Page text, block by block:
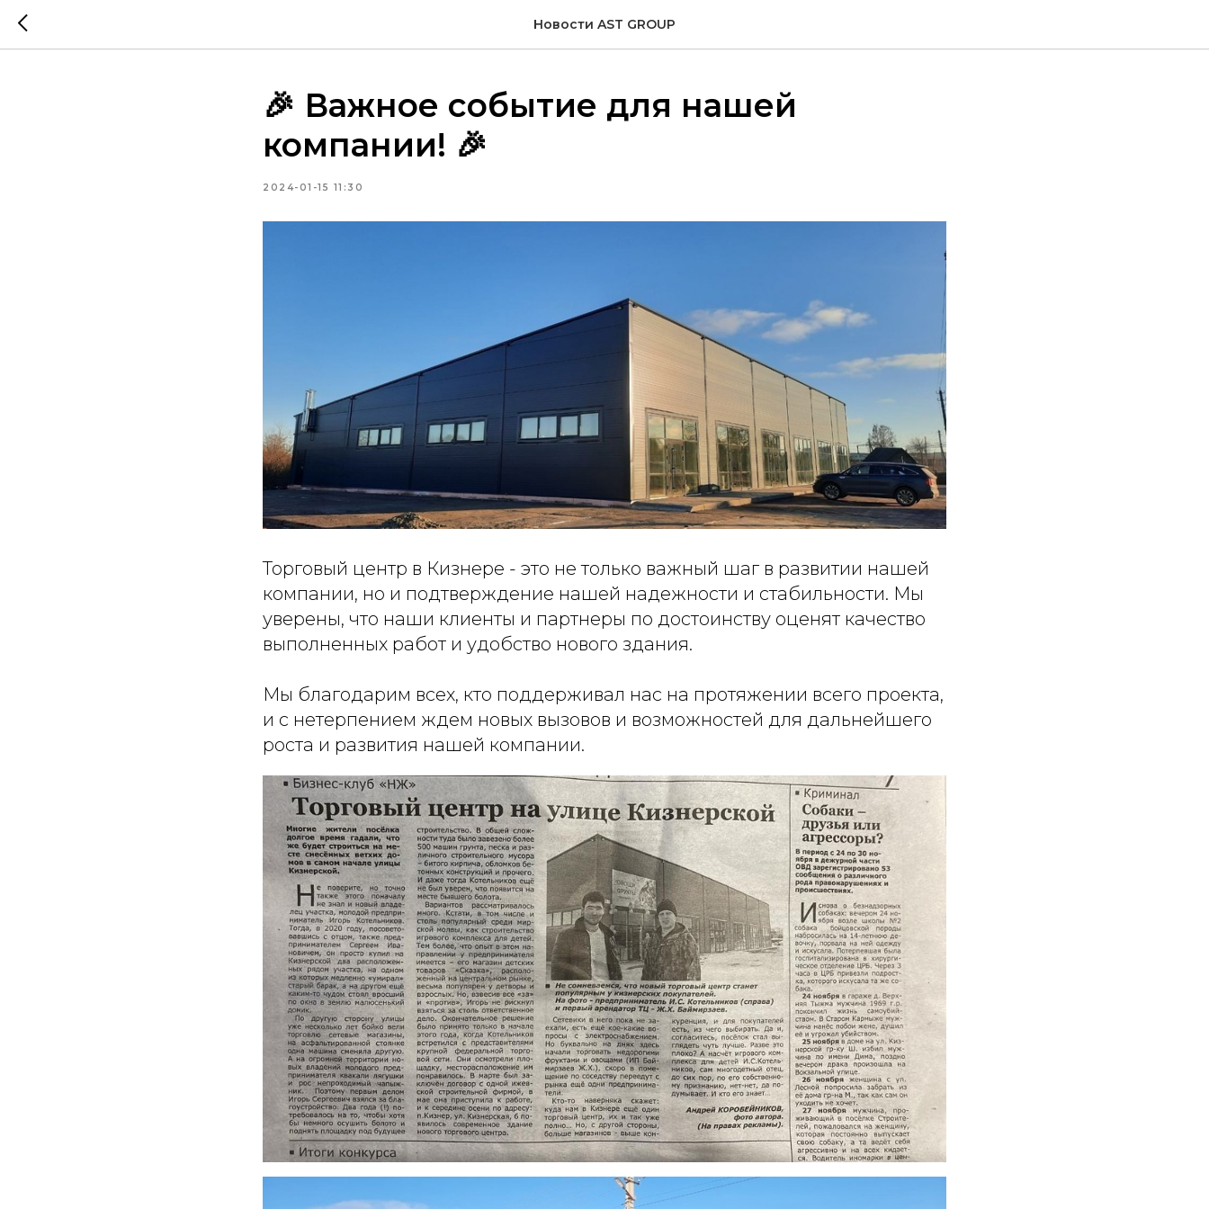
Новости AST GROUP
🎉 Важное событие для нашей
компании! 🎉
2024-01-15 11:30
Торговый центр в Кизнере - это не только важный шаг в развитии нашей
компании, но и подтверждение нашей надежности и стабильности. Мы
уверены, что наши клиенты и партнеры по достоинству оценят качество
выполненных работ и удобство нового здания.
Мы благодарим всех, кто поддерживал нас на протяжении всего проекта,
и с нетерпением ждем новых вызовов и возможностей для дальнейшего
роста и развития нашей компании.